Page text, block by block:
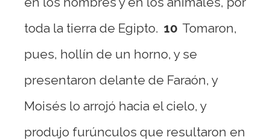
toda la tierra de Egipto. 10 Tomaron,
pues, hollín de un horno, y se
presentaron delante de Faraón, y
Moisés lo arrojó hacia el cielo, y
produjo furúnculos que resultaron en